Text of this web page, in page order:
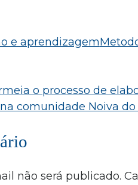
e aprendizagem
o processo de
comunidade Noiva do
não será publicado.